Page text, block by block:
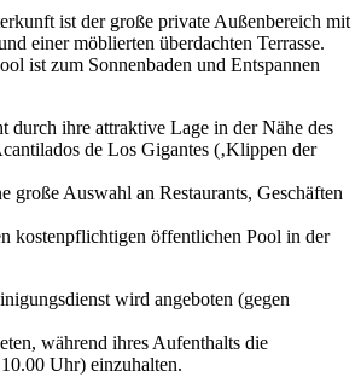
ist der große private Außenbereich mit
einer möblierten überdachten Terrasse.
ist zum Sonnenbaden und Entspannen
durch ihre attraktive Lage in der Nähe des
de Los Gigantes (‚Klippen der
große Auswahl an Restaurants, Geschäften
kostenpflichtigen öffentlichen Pool in der
wird angeboten (gegen
während ihres Aufenthalts die
Uhr) einzuhalten.